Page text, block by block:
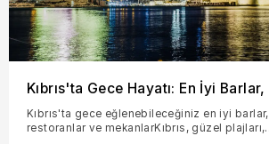
Kıbrıs'ta gece eğlenebileceğiniz en iyi barlar,
restoranlar ve mekanlarKıbrıs, güzel plajları,